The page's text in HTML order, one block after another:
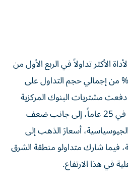
الأكثر تداولاً في الربع الأول من
2026، إذ استأثر بنسبة 59% من إجمالي حجم التداول على
مشتريات البنوك المركزية
التي بلغت أعلى مستوياتها في 25 عاماً، إلى جانب ضعف
الجيوسياسية، أسعارَ الذهب إلى
فيما شارك متداولو منطقة الشرق
في هذا الارتفاع.